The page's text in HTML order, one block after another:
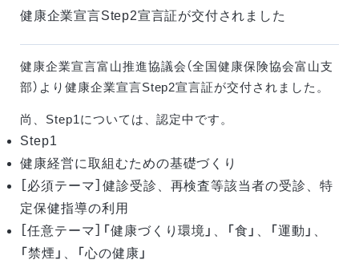
健康企業宣言Step2宣言証が交付されました
健康企業宣言富山推進協議会（全国健康保険協会富山支
部）より健康企業宣言Step2宣言証が交付されました。
尚、Step1については、認定中です。
Step1
健康経営に取組むための基礎づくり
［必須テーマ］健診受診、再検査等該当者の受診、特
定保健指導の利用
［任意テーマ］「健康づくり環境」、「食」、「運動」、
「禁煙」、「心の健康」